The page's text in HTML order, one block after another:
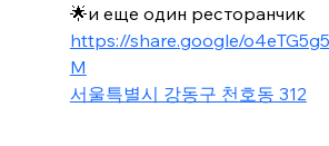
🌟и еще один ресторанчик
https://share.google/
M
서울특별시 강동구 천호동 312